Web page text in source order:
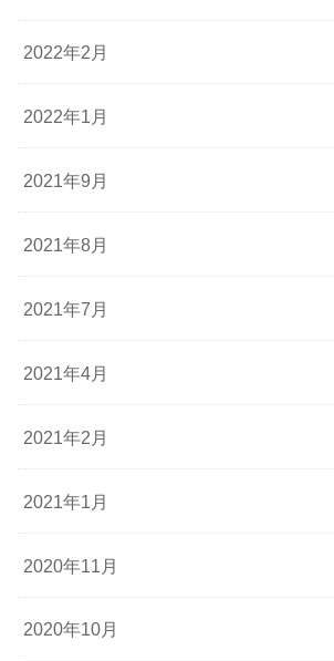
2022年2月
2022年1月
2021年9月
2021年8月
2021年7月
2021年4月
2021年2月
2021年1月
2020年11月
2020年10月